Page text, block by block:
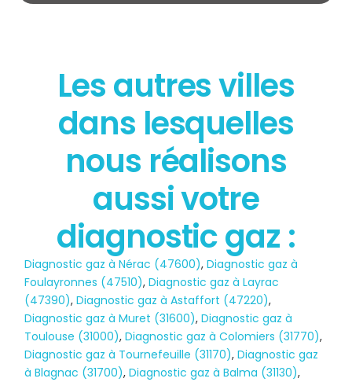
État des risques
POLLUTION
Les autres villes
dans lesquelles
nous réalisons
aussi votre
diagnostic gaz :
Diagnostic gaz à Nérac (47600),Diagnostic gaz à
Foulayronnes (47510),Diagnostic gaz à Layrac
(47390),Diagnostic gaz à Astaffort (47220),
Diagnostic gaz à Muret (31600),Diagnostic gaz à
Toulouse (31000),Diagnostic gaz à Colomiers (31770),
Diagnostic gaz à Tournefeuille (31170),Diagnostic gaz
à Blagnac (31700),Diagnostic gaz à Balma (31130),